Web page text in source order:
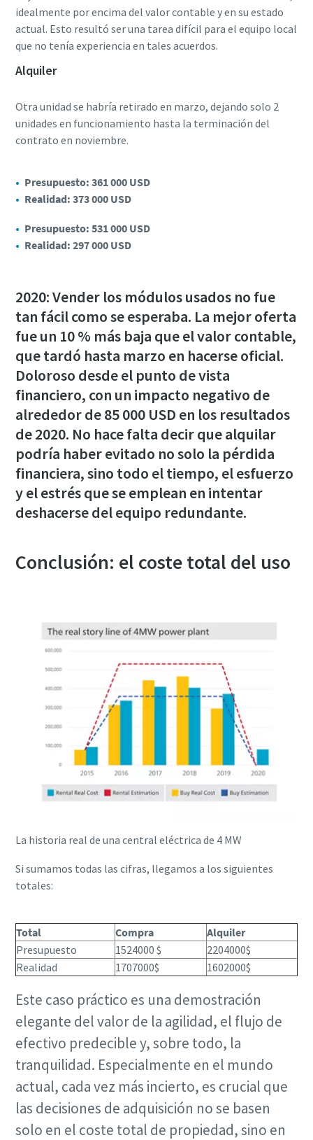
idealmente por encima del valor contable y en su estado
actual. Esto resultó ser una tarea difícil para el equipo local
que no tenía experiencia en tales acuerdos.
Alquiler
Otra unidad se habría retirado en marzo, dejando solo 2
unidades en funcionamiento hasta la terminación del
contrato en noviembre.
Presupuesto: 361 000 USD
Realidad: 373 000 USD
Presupuesto: 531 000 USD
Realidad: 297 000 USD
2020: Vender los módulos usados no fue
tan fácil como se esperaba. La mejor oferta
fue un 10 % más baja que el valor contable,
que tardó hasta marzo en hacerse oficial.
Doloroso desde el punto de vista
financiero, con un impacto negativo de
alrededor de 85 000 USD en los resultados
de 2020. No hace falta decir que alquilar
podría haber evitado no solo la pérdida
financiera, sino todo el tiempo, el esfuerzo
y el estrés que se emplean en intentar
deshacerse del equipo redundante.
Conclusión: el coste total del uso
La historia real de una central eléctrica de 4 MW
Si sumamos todas las cifras, llegamos a los siguientes
totales:
Total Compra
Alquiler
Presupuesto
1524000 $
2204000$
Realidad
1707000$ 1602000$
Este caso práctico es una demostración
elegante del valor de la agilidad, el flujo de
efectivo predecible y, sobre todo, la
tranquilidad. Especialmente en el mundo
actual, cada vez más incierto, es crucial que
las decisiones de adquisición no se basen
solo en el coste total de propiedad, sino en